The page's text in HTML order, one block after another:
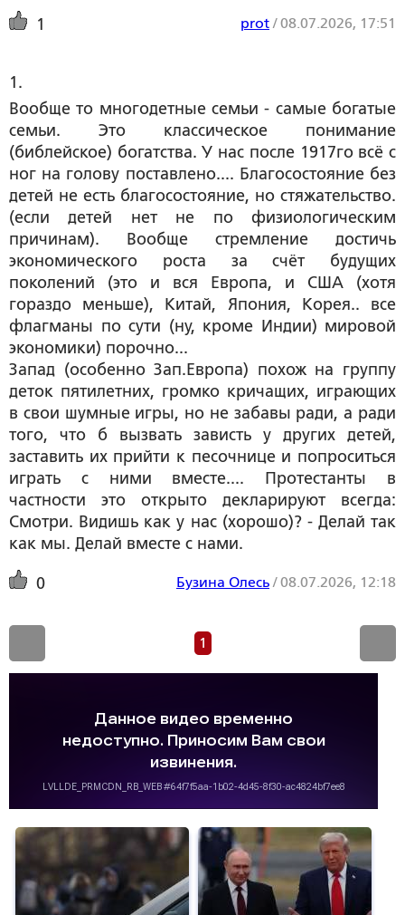
1 prot/08.07.2026, 17:51
1.
Вообще то многодетные семьи - самые богатые
семьи. Это классическое понимание
(библейское) богатства. У нас после 1917го всё с
ног на голову поставлено.... Благосостояние без
детей не есть благосостояние, но стяжательство.
(если детей нет не по физиологическим
причинам). Вообще стремление достичь
экономического роста за счёт будущих
поколений (это и вся Европа, и США (хотя
гораздо меньше), Китай, Япония, Корея.. все
флагманы по сути (ну, кроме Индии) мировой
экономики) порочно...
Запад (особенно Зап.Европа) похож на группу
деток пятилетних, громко кричащих, играющих
в свои шумные игры, но не забавы ради, а ради
того, что б вызвать зависть у других детей,
заставить их прийти к песочнице и попроситься
играть с ними вместе.... Протестанты в
частности это открыто декларируют всегда:
Смотри. Видишь как у нас (хорошо)? - Делай так
как мы. Делай вместе с нами.
0 Бузина Олесь/08.07.2026, 12:18
1